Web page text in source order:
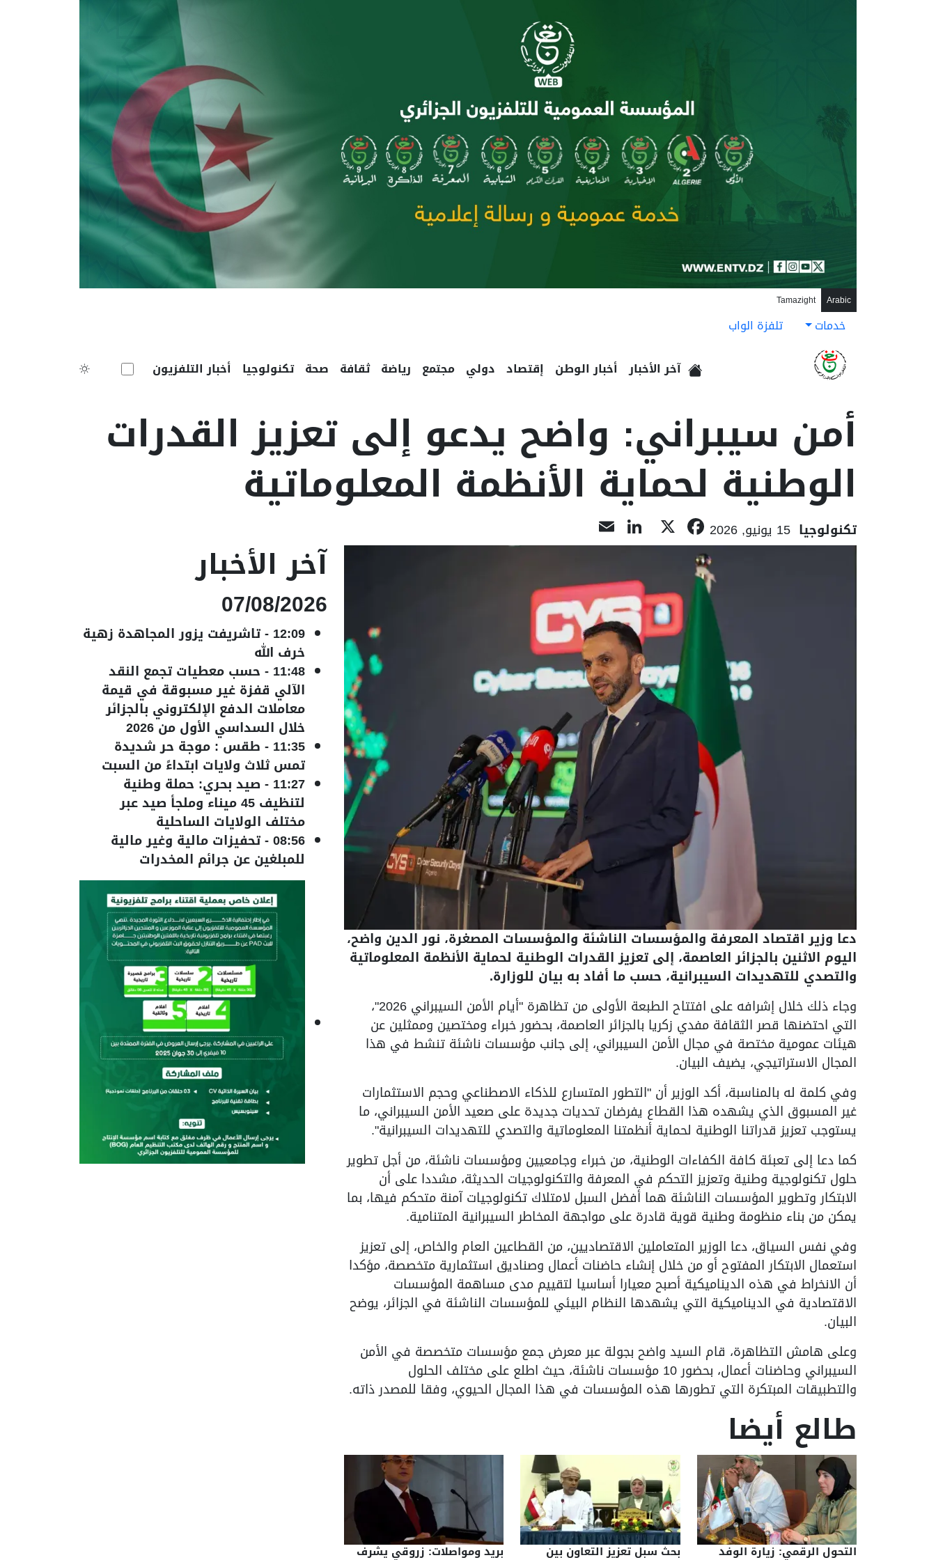
Arabic
Tamazight
خدمات تلفزة الواب
آخر الأخبار أخبار الوطن إقتصاد دولي مجتمع رياضة ثقافة صحة تكنولوجيا أخبار التلفزيون
أمن سيبراني: واضح يدعو إلى تعزيز القدرات
الوطنية لحماية الأنظمة المعلوماتية
تكنولوجيا 15 يونيو, 2026 Facebook
LinkedIn
دعا وزير اقتصاد المعرفة والمؤسسات الناشئة والمؤسسات المصغرة، نور الدين واضح،
اليوم الاثنين بالجزائر العاصمة، إلى تعزيز القدرات الوطنية لحماية الأنظمة المعلوماتية
والتصدي للتهديدات السيبرانية، حسب ما أفاد به بيان للوزارة.
وجاء ذلك خلال إشرافه على افتتاح الطبعة الأولى من تظاهرة "أيام الأمن السيبراني 2026"،
التي احتضنها قصر الثقافة مفدي زكريا بالجزائر العاصمة، بحضور خبراء ومختصين وممثلين عن
هيئات عمومية مختصة في مجال الأمن السيبراني، إلى جانب مؤسسات ناشئة تنشط في هذا
المجال الاستراتيجي، يضيف البيان.
وفي كلمة له بالمناسبة، أكد الوزير أن "التطور المتسارع للذكاء الاصطناعي وحجم الاستثمارات
غير المسبوق الذي يشهده هذا القطاع يفرضان تحديات جديدة على صعيد الأمن السيبراني، ما
يستوجب تعزيز قدراتنا الوطنية لحماية أنظمتنا المعلوماتية والتصدي للتهديدات السيبرانية".
كما دعا إلى تعبئة كافة الكفاءات الوطنية، من خبراء وجامعيين ومؤسسات ناشئة، من أجل تطوير
حلول تكنولوجية وطنية وتعزيز التحكم في المعرفة والتكنولوجيات الحديثة، مشددا على أن
الابتكار وتطوير المؤسسات الناشئة هما أفضل السبل لامتلاك تكنولوجيات آمنة متحكم فيها، بما
يمكن من بناء منظومة وطنية قوية قادرة على مواجهة المخاطر السيبرانية المتنامية.
وفي نفس السياق، دعا الوزير المتعاملين الاقتصاديين، من القطاعين العام والخاص، إلى تعزيز
استعمال الابتكار المفتوح أو من خلال إنشاء حاضنات أعمال وصناديق استثمارية متخصصة، مؤكدا
أن الانخراط في هذه الديناميكية أصبح معيارا أساسيا لتقييم مدى مساهمة المؤسسات
الاقتصادية في الديناميكية التي يشهدها النظام البيئي للمؤسسات الناشئة في الجزائر، يوضح
البيان.
وعلى هامش التظاهرة، قام السيد واضح بجولة عبر معرض جمع مؤسسات متخصصة في الأمن
السيبراني وحاضنات أعمال، بحضور 10 مؤسسات ناشئة، حيث اطلع على مختلف الحلول
والتطبيقات المبتكرة التي تطورها هذه المؤسسات في هذا المجال الحيوي، وفقا للمصدر ذاته.
طالع أيضا
التحول الرقمي: زيارة الوفد بحث سبل تعزيز التعاون بين بريد ومواصلات: زروقي يشرف
آخر الأخبار
07/08/2026
12:09
-تاشريفت يزور المجاهدة زهية
خرف الله
11:48
- حسب معطيات تجمع النقد
الآلي قفزة غير مسبوقة في قيمة
معاملات الدفع الإلكتروني بالجزائر
خلال السداسي الأول من 2026
11:35
- طقس : موجة حر شديدة
تمس ثلاث ولايات ابتداءً من السبت
11:27
- صيد بحري: حملة وطنية
لتنظيف 45 ميناء وملجأ صيد عبر
مختلف الولايات الساحلية
08:56
-تحفيزات مالية وغير مالية
للمبلغين عن جرائم المخدرات